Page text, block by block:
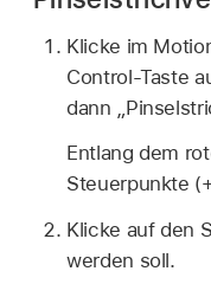
Klicke im
Control-Taste
dann
Entlang dem
Steuerpunkte
Klicke auf den
werden soll.